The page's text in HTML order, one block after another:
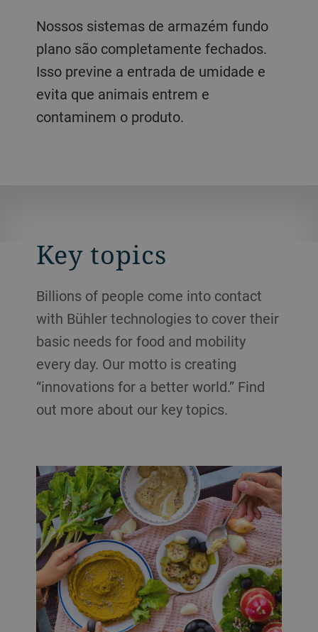
Nossos sistemas de armazém fundo
plano são completamente fechados.
Isso previne a entrada de umidade e
evita que animais entrem e
contaminem o produto.
Key topics
Billions of people come into contact
with Bühler technologies to cover their
basic needs for food and mobility
every day. Our motto is creating
“innovations for a better world.” Find
out more about our key topics.